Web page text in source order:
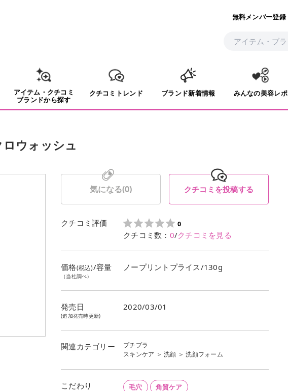
無料メンバー登録
アイテム・クチコミ
ブランドから探す
クチコミトレンド ブランド新着情報 みんなの美容レポ
ウォッシュ
気になる(0) クチコミを投稿する
クチコミ評価 0
クチコミ数： 0/クチコミを見る
価格(税込)/容量
（当社調べ）
ノープリントプライス/130g
発売日
(追加発売時更新)
2020/03/01
関連カテゴリー
プチプラ
スキンケア ＞洗顔 ＞洗顔フォーム
こだわり 毛穴 角質ケア